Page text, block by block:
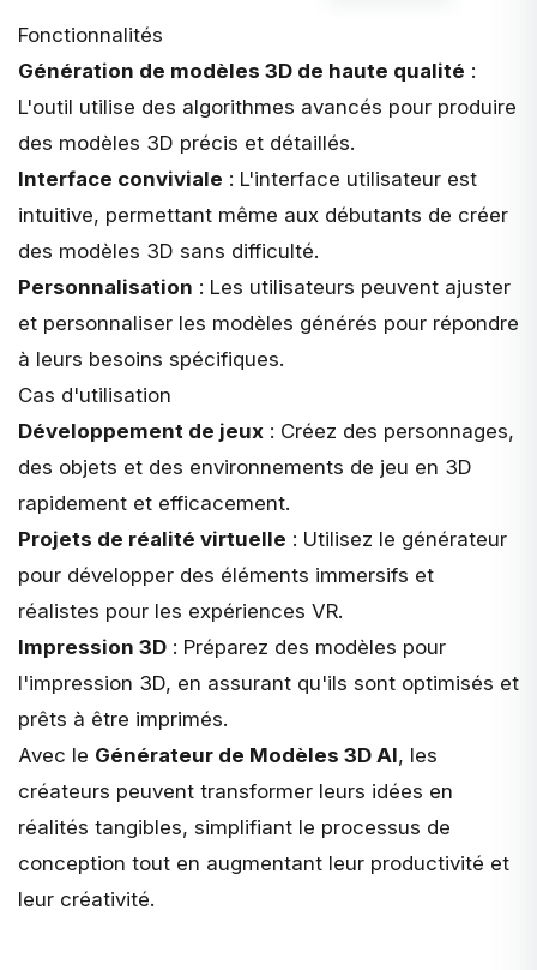
Fonctionnalités
Génération de modèles 3D de haute qualité :
L'outil utilise des algorithmes avancés pour produire
des modèles 3D précis et détaillés.
Interface conviviale : L'interface utilisateur est
intuitive, permettant même aux débutants de créer
des modèles 3D sans difficulté.
Personnalisation : Les utilisateurs peuvent ajuster
et personnaliser les modèles générés pour répondre
à leurs besoins spécifiques.
Cas d'utilisation
Développement de jeux : Créez des personnages,
des objets et des environnements de jeu en 3D
rapidement et efficacement.
Projets de réalité virtuelle : Utilisez le générateur
pour développer des éléments immersifs et
réalistes pour les expériences VR.
Impression 3D : Préparez des modèles pour
l'impression 3D, en assurant qu'ils sont optimisés et
prêts à être imprimés.
Avec le Générateur de Modèles 3D AI, les
créateurs peuvent transformer leurs idées en
réalités tangibles, simplifiant le processus de
conception tout en augmentant leur productivité et
leur créativité.